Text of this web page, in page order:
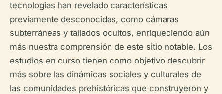
tecnologías han revelado características
previamente desconocidas, como cámaras
subterráneas y tallados ocultos, enriqueciendo aún
más nuestra comprensión de este sitio notable. Los
estudios en curso tienen como objetivo descubrir
más sobre las dinámicas sociales y culturales de
las comunidades prehistóricas que construyeron y